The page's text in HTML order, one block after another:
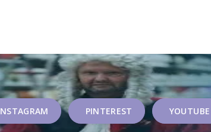
PINTEREST YOUTUBE